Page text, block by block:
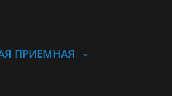
ПРИЕМНАЯ